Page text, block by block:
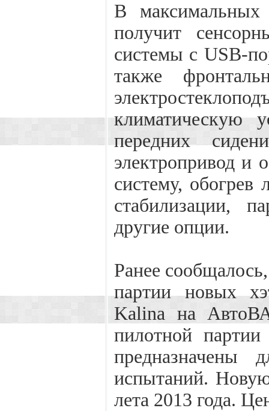
В максимальных
получит
системы с USB-
также
климатическую
передних
электропривод и
систему, обогрев
стабилизации,
другие опции.
Ранее
партии новых
Kalina на
пилотной
предназначены
испытаний.
лета 2013 года.